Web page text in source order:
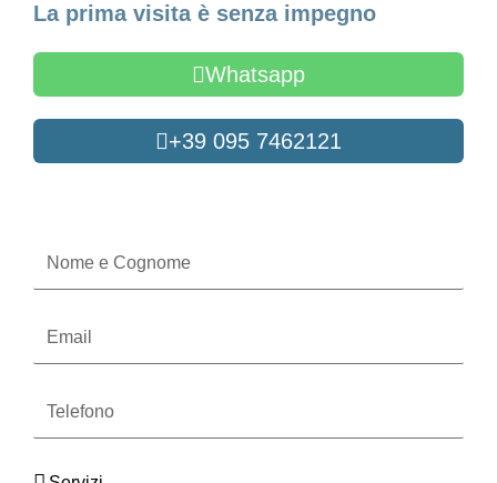
La prima visita è senza impegno
Whatsapp
+39 095 7462121
Cognome
Servizi